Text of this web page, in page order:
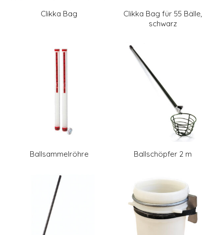
Clikka Bag
Clikka Bag für 55 Bälle,
schwarz
Ballsammelröhre Ballschöpfer 2 m